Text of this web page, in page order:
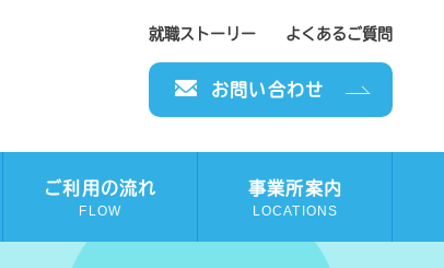
就職ストーリー よくあるご質問
お問い合わせ
ご利用の流れ
FLOW
事業所案内
LOCATIONS